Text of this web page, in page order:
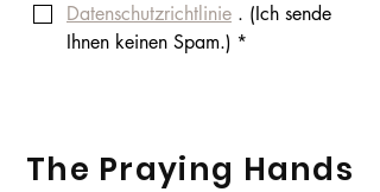
Datenschutzrichtlinie . (Ich sende
Ihnen keinen Spam.) *
The Praying Hands